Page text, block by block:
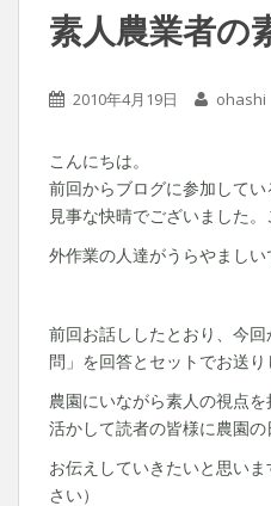
素人農業者の
2010年4月19日 ohashi
こんにちは。
前回からブログに参加して
見事な快晴でございました
外作業の人達がうらやましい
前回お話ししたとおり、今
問」を回答とセットでお送り
農園にいながら素人の視点
活かして読者の皆様に農園の
お伝えしていきたいと思いま
さい）